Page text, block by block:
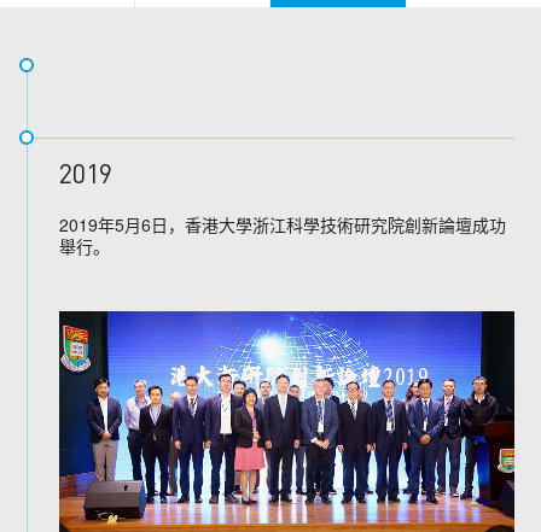
2019
2019年5月6日，香港大學浙江科學技術研究院創新論壇成功
舉行。